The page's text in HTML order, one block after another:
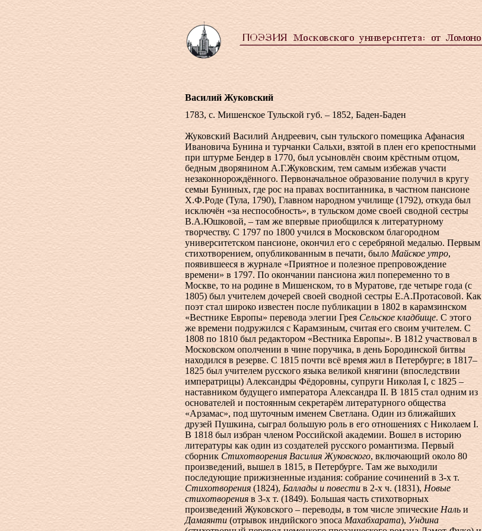
Василий Жуковский
1783, с. Мишенское Тульской губ. – 1852, Баден-Баден
Жуковский Василий Андреевич, сын тульского помещика Афанасия
Ивановича Бунина и турчанки Сальхи, взятой в плен его крепостными
при штурме Бендер в 1770, был усыновлён своим крёстным отцом,
бедным дворянином А.Г.Жуковским, тем самым избежав участи
незаконнорождённого. Первоначальное образование получил в кругу
семьи Буниных, где рос на правах воспитанника, в частном пансионе
Х.Ф.Роде (Тула, 1790), Главном народном училище (1792), откуда был
исключён «за неспособность», в тульском доме своей сводной сестры
В.А.Юшковой, – там же впервые приобщился к литературному
творчеству. С 1797 по 1800 учился в Московском благородном
университетском пансионе, окончил его с серебряной медалью. Первым
стихотворением, опубликованным в печати, было Майское утро,
появившееся в журнале «Приятное и полезное препровождение
времени» в 1797. По окончании пансиона жил попеременно то в
Москве, то на родине в Мишенском, то в Муратове, где четыре года (с
1805) был учителем дочерей своей сводной сестры Е.А.Протасовой. Как
поэт стал широко известен после публикации в 1802 в карамзинском
«Вестнике Европы» перевода элегии Грея Сельское кладбище. С этого
же времени подружился с Карамзиным, считая его своим учителем. С
1808 по 1810 был редактором «Вестника Европы». В 1812 участвовал в
Московском ополчении в чине поручика, в день Бородинской битвы
находился в резерве. С 1815 почти всё время жил в Петербурге; в 1817–
1825 был учителем русского языка великой княгини (впоследствии
императрицы) Александры Фёдоровны, супруги Николая I, с 1825 –
наставником будущего императора Александра II. В 1815 стал одним из
основателей и постоянным секретарём литературного общества
«Арзамас», под шуточным именем Светлана. Один из ближайших
друзей Пушкина, сыграл большую роль в его отношениях с Николаем I.
В 1818 был избран членом Российской академии. Вошел в историю
литературы как один из создателей русского романтизма. Первый
сборник Стихотворения Василия Жуковского, включающий около 80
произведений, вышел в 1815, в Петербурге. Там же выходили
последующие прижизненные издания: собрание сочинений в 3-х т.
Стихотворения (1824), Баллады и повести в 2-х ч. (1831), Новые
стихотворения в 3-х т. (1849). Большая часть стихотворных
произведений Жуковского – переводы, в том числе эпические Наль и
Дамаянти (отрывок индийского эпосаМахабхарата), Ундина